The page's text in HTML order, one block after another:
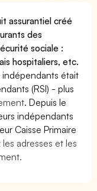
assurantiel créé
des
sociale :
hospitaliers, etc.
était
(RSI) - plus
. Depuis le
indépendants
Caisse Primaire
les adresses et les